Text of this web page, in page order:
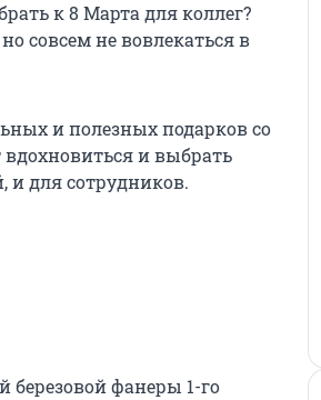
к 8 Марта для коллег?
совсем не вовлекаться в
и полезных подарков со
и выбрать
и для сотрудников.
березовой фанеры 1-го